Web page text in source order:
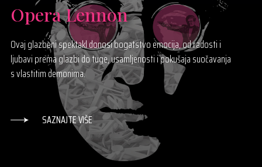
Opera Lennon
Ovaj glazbeni spektakl donosi bogatstvo emocija, od radosti i
ljubavi prema glazbi do tuge, usamljenosti i pokušaja suočavanja
s vlastitim demonima.
SAZNAJTE VIŠE